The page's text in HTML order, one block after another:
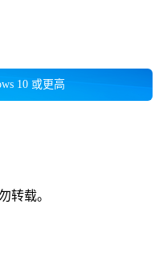
10 或更高
转载。